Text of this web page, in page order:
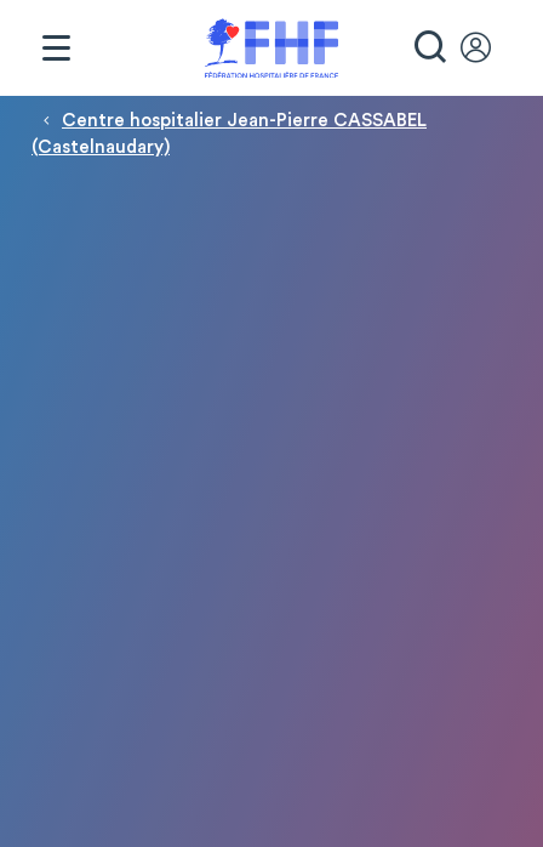
Fil d'Ariane
Centre hospitalier Jean-Pierre CASSABEL
(Castelnaudary)
Panneau de gestion des cookies